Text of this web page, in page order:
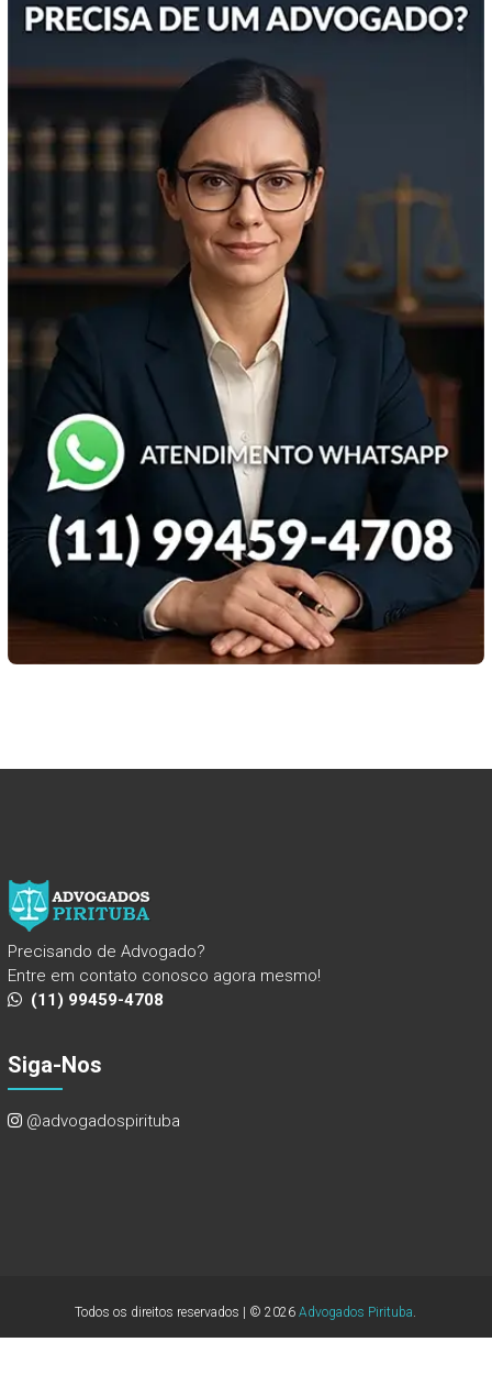
Precisando de Advogado?
Entre em contato conosco agora mesmo!
(11) 99459-4708
Siga-Nos
@advogadospirituba
Todos os direitos reservados | © 2026Advogados Pirituba.